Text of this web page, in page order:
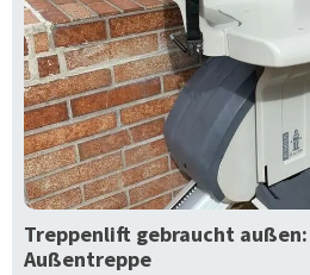
Treppenlift gebraucht
Außentreppe